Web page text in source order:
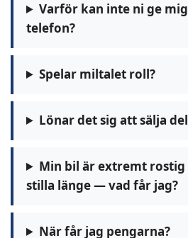
Varför kan inte ni ge
telefon?
Spelar miltalet roll?
Lönar det sig att sälja
Min bil är extremt rostig
stilla länge — vad får jag?
När får jag pengarna?